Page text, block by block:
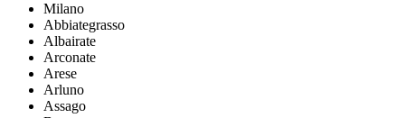
Milano
Abbiategrasso
Albairate
Arconate
Arese
Arluno
Assago